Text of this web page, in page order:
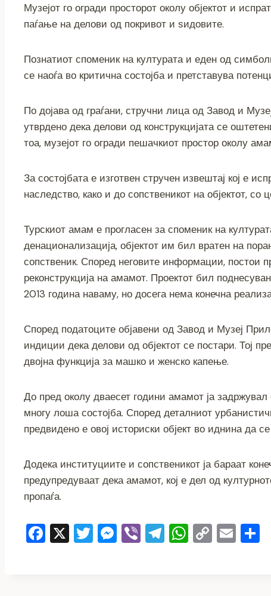
c
e
b
o
k
tt
er
ss
e
n
g
er e
gr
a
m
at
s
A
p
p
y
Li
n
ai
Музејот го огради просторот околу објектот и
паѓање на делови од покривот и ѕидовите.
Познатиот споменик на културата и еден од
се наоѓа во критична состојба и претставува
По дојава од граѓани, стручни лица од Завод и
утврдено дека делови од конструкцијата се
тоа, музејот го огради пешачкиот простор околу
За состојбата е изготвен стручен извештај кој е
наследство, како и до сопственикот на објектот,
Турскиот амам е прогласен за споменик на
денационализација, објектот им бил вратен на
сопственик. Според неговите информации, постои
реконструкција на амамот. Проектот бил
2013 година наваму, но досега нема конечна
Според податоците објавени од Завод и Музеј
индиции дека делови од објектот се постари. Тој
двојна функција за машко и женско капење.
До пред околу дваесет години амамот ја задржувал
многу лоша состојба. Според деталниот
предвидено е овој историски објект во иднина да
Додека институциите и сопственикот ја бараат
предупредуваат дека амамот, кој е дел од
пропаѓа.
F X T M Vi T W C E